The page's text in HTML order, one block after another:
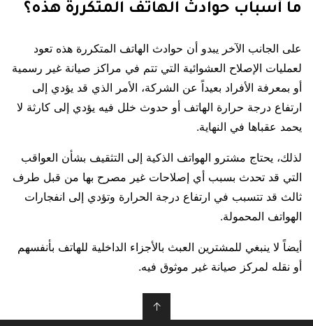
ما أسباب حوادث الهاتف المتكررة هذه؟
على الجانب الآخر يبدو أن حوادث الهاتف المتكررة هذه تعود
لعمليات الإصلاح العشوائية التي تتم في مراكز صيانة غير رسمية
أو بمعرفة الأفراد بعيداً عن الشركة، الأمر الذي قد يؤدي إلى
ارتفاع درجة حرارة الهاتف أو حدوث خلل فيه يؤدي إلى كارثة لا
يحمد عقباها في النهاية.
لذلك، يحتاج مشترو الهواتف الذكية إلى التثقيف بشأن العواقب
التي قد تحدث بسبب أي إصلاحات غير مصرح بها من قبل طرف
ثالث قد تتسبب في ارتفاع درجة الحرارة وتؤدي إلى انفجارات
الهواتف المحمولة.
أيضاً لا ينبغي للمشترين العبث بالأجزاء الداخلية للهاتف بأنفسهم
أو نقله لمركز صيانة غير موثوق فيه.
↑